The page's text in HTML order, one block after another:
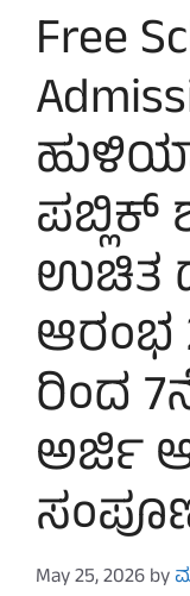
Free
ಪಬ್ಲಿಕ್
ಉಚಿತ
ಆರಂಭ
ರಿಂದ
ಅರ್ಜಿ
May 25, 2026by